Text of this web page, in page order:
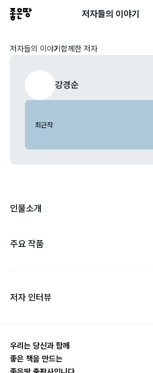
저자들의 이야기
저자들의 이야기 함께한 저자
강경순
최근작
인물소개
주요 작품
저자 인터뷰
우리는 당신과 함께
좋은 책을 만드는